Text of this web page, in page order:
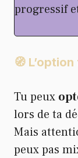
progressif
🧭
Tu peux
lors de ta
Mais
peux pas